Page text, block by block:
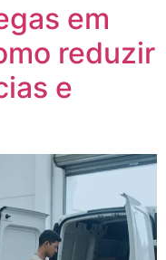
em
reduzir
e